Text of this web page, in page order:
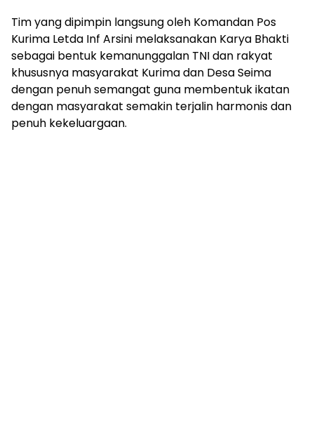
Tim yang dipimpin langsung oleh Komandan Pos
Kurima Letda Inf Arsini melaksanakan Karya Bhakti
sebagai bentuk kemanunggalan TNI dan rakyat
khususnya masyarakat Kurima dan Desa Seima
dengan penuh semangat guna membentuk ikatan
dengan masyarakat semakin terjalin harmonis dan
penuh kekeluargaan.